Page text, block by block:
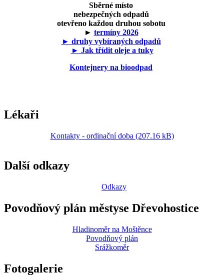
Sběrné místo
nebezpečných odpadů
otevřeno každou druhou sobotu
► termíny 2026
► druhy vybíraných odpadů
► Jak třídit oleje a tuky
Kontejnery na bioodpad
Lékaři
Kontakty - ordinační doba (207.16 kB)
Další odkazy
Odkazy
Povodňový plán městyse Dřevohostice
Hladinoměr na Moštěnce
Povodňový plán
Srážkoměr
Fotogalerie